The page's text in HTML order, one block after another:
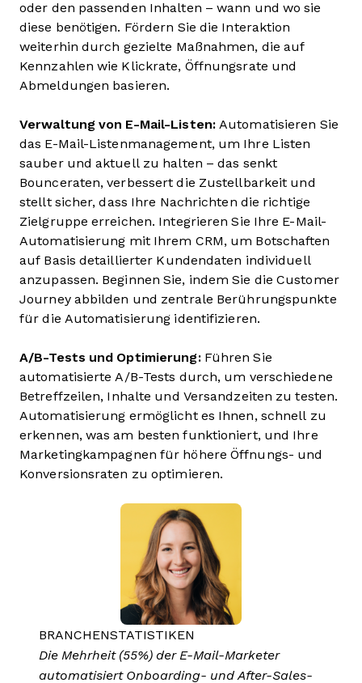
oder den passenden Inhalten – wann und wo sie
diese benötigen. Fördern Sie die Interaktion
weiterhin durch gezielte Maßnahmen, die auf
Kennzahlen wie Klickrate, Öffnungsrate und
Abmeldungen basieren.
Verwaltung von E-Mail-Listen:Automatisieren Sie
das E-Mail-Listenmanagement, um Ihre Listen
sauber und aktuell zu halten – das senkt
Bounceraten, verbessert die Zustellbarkeit und
stellt sicher, dass Ihre Nachrichten die richtige
Zielgruppe erreichen. Integrieren Sie Ihre E-Mail-
Automatisierung mit Ihrem CRM, um Botschaften
auf Basis detaillierter Kundendaten individuell
anzupassen. Beginnen Sie, indem Sie die Customer
Journey abbilden und zentrale Berührungspunkte
für die Automatisierung identifizieren.
A/B-Tests und Optimierung:Führen Sie
automatisierte A/B-Tests durch, um verschiedene
Betreffzeilen, Inhalte und Versandzeiten zu testen.
Automatisierung ermöglicht es Ihnen, schnell zu
erkennen, was am besten funktioniert, und Ihre
Marketingkampagnen für höhere Öffnungs- und
Konversionsraten zu optimieren.
BRANCHENSTATISTIKEN
Die Mehrheit (55%) der E-Mail-Marketer
automatisiert Onboarding- und After-Sales-